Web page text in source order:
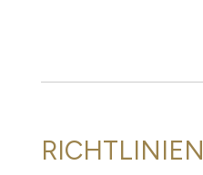
RICHTLINIEN